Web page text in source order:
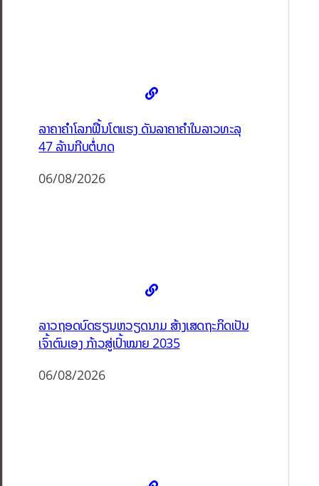
ລາຄາຄຳໂລກຟື້ນໂຕແຮງ ດັນລາຄາຄຳໃນລາວທະລຸ
47 ລ້ານກີບຕໍ່ບາດ
06/08/2026
ລາວຖອດບົດຮຽນຫວຽດນາມ ສ້າງເສດຖະກິດເປັນ
ເຈົ້າຕົນເອງ ກ້າວສູ່ເປົ້າໝາຍ 2035
06/08/2026